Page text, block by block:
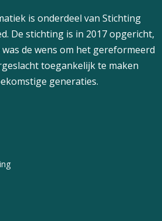
is onderdeel van Stichting
De stichting is in 2017 opgericht,
de wens om het gereformeerd
toegankelijk te maken
generaties.